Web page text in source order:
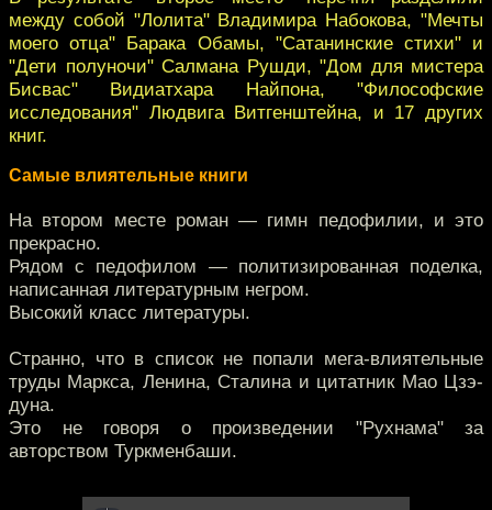
между собой "Лолита" Владимира Набокова, "Мечты
моего отца" Барака Обамы, "Сатанинские стихи" и
"Дети полуночи" Салмана Рушди, "Дом для мистера
Бисвас" Видиатхара Найпона, "Философские
исследования" Людвига Витгенштейна, и 17 других
книг.
Самые влиятельные книги
На втором месте роман — гимн педофилии, и это
прекрасно.
Рядом с педофилом — политизированная поделка,
написанная литературным негром.
Высокий класс литературы.
Странно, что в список не попали мега-влиятельные
труды Маркса, Ленина, Сталина и цитатник Мао Цзэ-
дуна.
Это не говоря о произведении "Рухнама" за
авторством Туркменбаши.